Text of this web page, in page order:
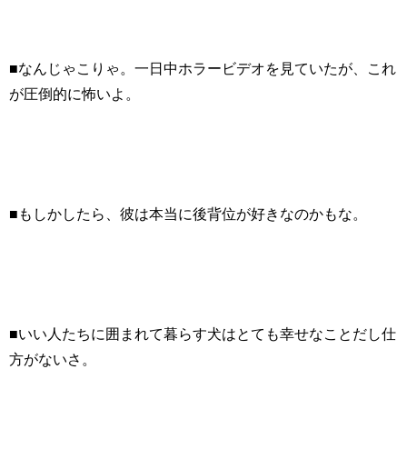
■なんじゃこりゃ。一日中ホラービデオを見ていたが、これ
が圧倒的に怖いよ。
■もしかしたら、彼は本当に後背位が好きなのかもな。
■いい人たちに囲まれて暮らす犬はとても幸せなことだし仕
方がないさ。